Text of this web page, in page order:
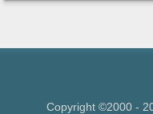
Copyright ©2000 -